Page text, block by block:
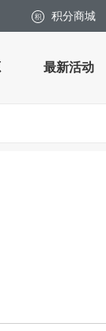
积分商城
最新活动